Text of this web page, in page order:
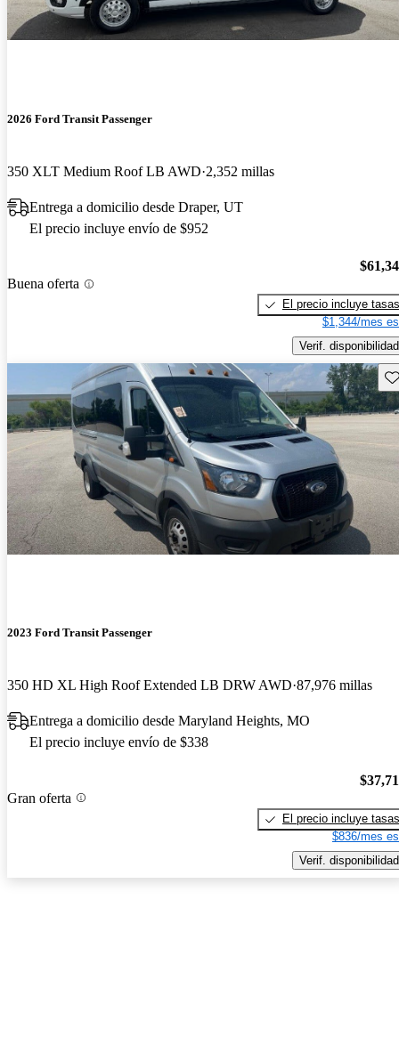
2026 Ford Transit Passenger
350 XLT Medium Roof LB AWD 2,352 millas
Entrega a domicilio desde Draper, UT
El precio incluye envío de $952
Buena oferta
El precio incluye tasas
$1,344/mes
Verif. disponibilidad
2023 Ford Transit Passenger
350 HD XL High Roof Extended LB DRW AWD 87,976 millas
Entrega a domicilio desde Maryland Heights, MO
El precio incluye envío de $338
Gran oferta
El precio incluye tasas
$836/mes
Verif. disponibilidad